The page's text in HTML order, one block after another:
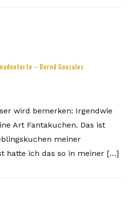
– Bernd Gonzales
wird bemerken: Irgendwie
Art Fantakuchen. Das ist
meiner
hatte ich das so in meiner […]